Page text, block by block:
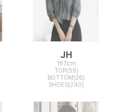
JH
167cm
TOP(55)
BOTTOM(26)
SHOES(240)